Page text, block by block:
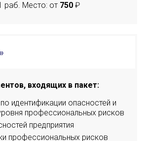
раб. Место: от 750 ₽
входящих в пакет:
идентификации опасностей и
профессиональных рисков
предприятия
профессиональных рисков